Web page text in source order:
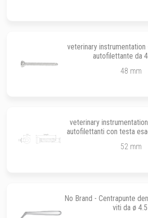
veterinary
autofilettante da
48 mm
veterinary
autofilettanti con testa
52 mm
No Brand - Centrapunte
viti da ø 4.5